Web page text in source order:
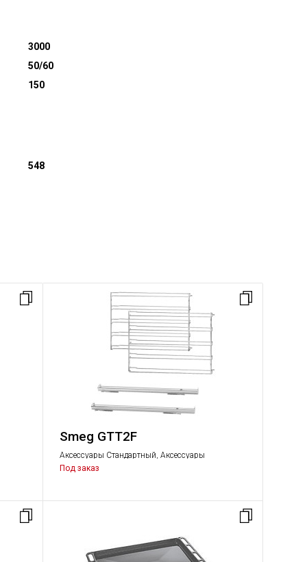
3000
50/60
150
548
Smeg GTT2F
Аксессуары Стандартный, Аксессуары
Под заказ